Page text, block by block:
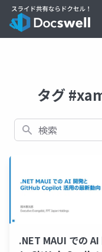
タグ
検索
.NET MAUI での AI